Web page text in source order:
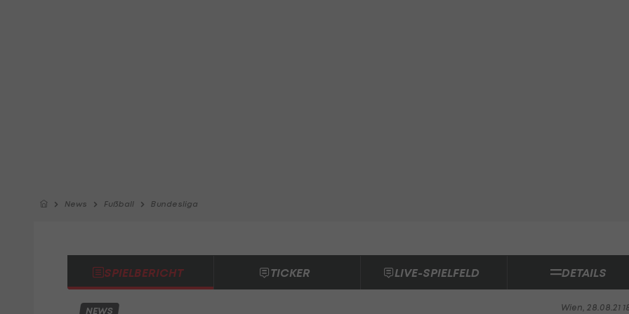
News Fußball Bundesliga
SPIELBERICHT TICKER LIVE-SPIELFELD DETAILS
Wien, 28.08.21
NEWS